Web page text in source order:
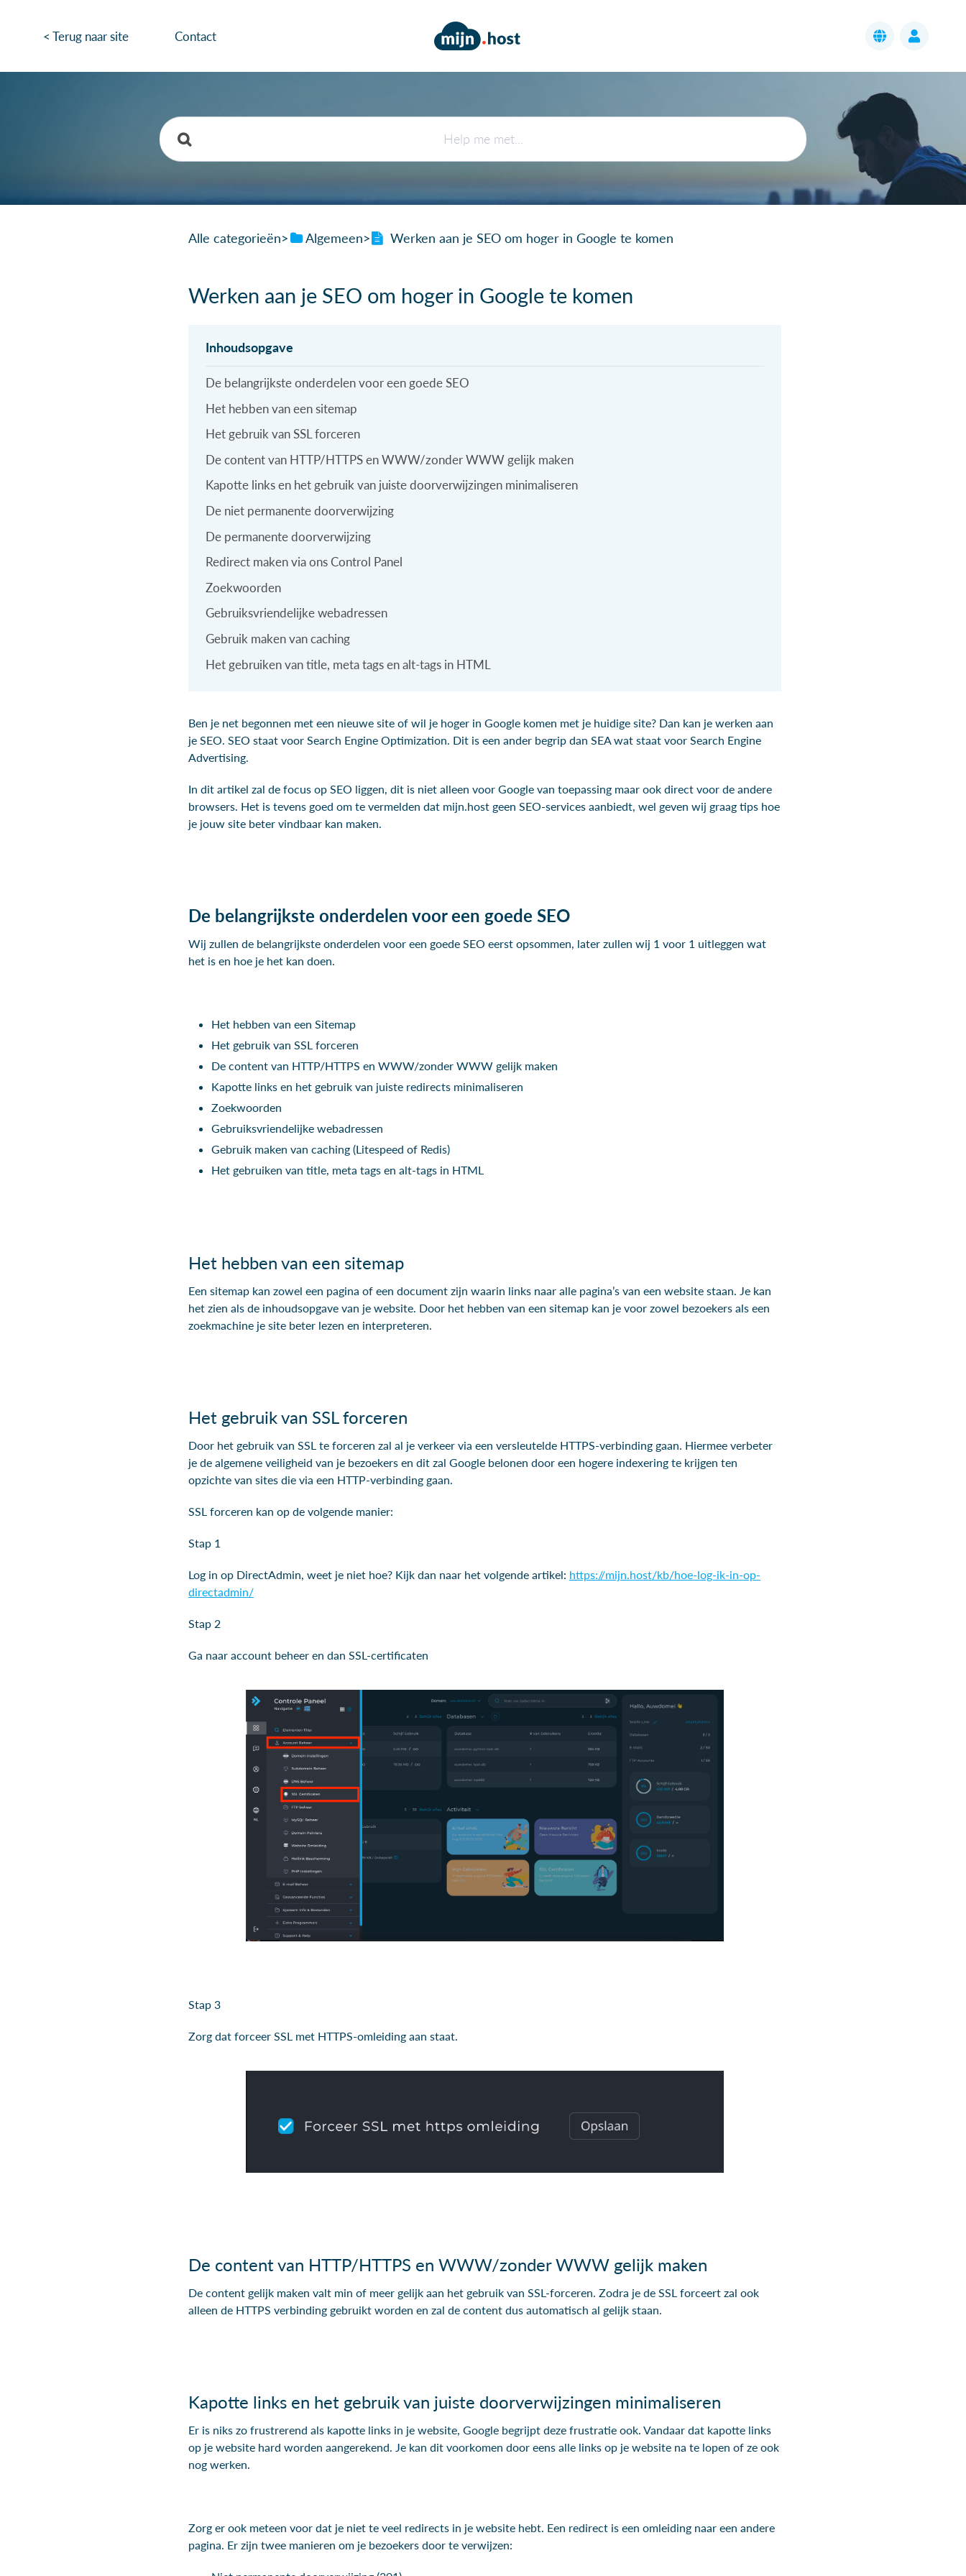
< Terug naar site Contact
Alle categorieën​>​ ​Algemeen​>​ Werken aan je SEO om hoger in Google te komen
Werken aan je SEO om hoger in Google te komen
De belangrijkste onderdelen voor een goede SEO
Het hebben van een sitemap
Het gebruik van SSL forceren
De content van HTTP/HTTPS en WWW/zonder WWW gelijk maken
Kapotte links en het gebruik van juiste doorverwijzingen minimaliseren
De niet permanente doorverwijzing
De permanente doorverwijzing
Redirect maken via ons Control Panel
Zoekwoorden
Gebruiksvriendelijke webadressen
Gebruik maken van caching
Het gebruiken van title, meta tags en alt-tags in HTML
Ben je net begonnen met een nieuwe site of wil je hoger in Google komen met je huidige site? Dan kan je werken aan
je SEO. SEO staat voor Search Engine Optimization. Dit is een ander begrip dan SEA wat staat voor Search Engine
Advertising.
In dit artikel zal de focus op SEO liggen, dit is niet alleen voor Google van toepassing maar ook direct voor de andere
browsers. Het is tevens goed om te vermelden dat mijn.host geen SEO-services aanbiedt, wel geven wij graag tips hoe
je jouw site beter vindbaar kan maken.
De belangrijkste onderdelen voor een goede SEO
Wij zullen de belangrijkste onderdelen voor een goede SEO eerst opsommen, later zullen wij 1 voor 1 uitleggen wat
het is en hoe je het kan doen.
Het hebben van een Sitemap
Het gebruik van SSL forceren
De content van HTTP/HTTPS en WWW/zonder WWW gelijk maken
Kapotte links en het gebruik van juiste redirects minimaliseren
Zoekwoorden
Gebruiksvriendelijke webadressen
Gebruik maken van caching (Litespeed of Redis)
Het gebruiken van title, meta tags en alt-tags in HTML
Het hebben van een sitemap
Een sitemap kan zowel een pagina of een document zijn waarin links naar alle pagina’s van een website staan. Je kan
het zien als de inhoudsopgave van je website. Door het hebben van een sitemap kan je voor zowel bezoekers als een
zoekmachine je site beter lezen en interpreteren.
Het gebruik van SSL forceren
Door het gebruik van SSL te forceren zal al je verkeer via een versleutelde HTTPS-verbinding gaan. Hiermee verbeter
je de algemene veiligheid van je bezoekers en dit zal Google belonen door een hogere indexering te krijgen ten
opzichte van sites die via een HTTP-verbinding gaan.
SSL forceren kan op de volgende manier:
Stap 1
Log in op DirectAdmin, weet je niet hoe? Kijk dan naar het volgende artikel: https://mijn.host/kb/hoe-log-ik-in-op-
directadmin/
Stap 2
Ga naar account beheer en dan SSL-certificaten
Stap 3
Zorg dat forceer SSL met HTTPS-omleiding aan staat.
De content van HTTP/HTTPS en WWW/zonder WWW gelijk maken
De content gelijk maken valt min of meer gelijk aan het gebruik van SSL-forceren. Zodra je de SSL forceert zal ook
alleen de HTTPS verbinding gebruikt worden en zal de content dus automatisch al gelijk staan.
Kapotte links en het gebruik van juiste doorverwijzingen minimaliseren
Er is niks zo frustrerend als kapotte links in je website, Google begrijpt deze frustratie ook. Vandaar dat kapotte links
op je website hard worden aangerekend. Je kan dit voorkomen door eens alle links op je website na te lopen of ze ook
nog werken.
Zorg er ook meteen voor dat je niet te veel redirects in je website hebt. Een redirect is een omleiding naar een andere
pagina. Er zijn twee manieren om je bezoekers door te verwijzen: